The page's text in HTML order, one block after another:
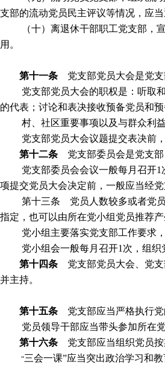
支部的流动党员民主评议等情况，应
（十）离退休干部职工党支部，
用。
第十一条 党支部党员大会是党支
党支部党员大会的职权是：听取
的代表；讨论和表决接收预备党员和
村、社区重要事项以及与群众利
党支部党员大会议题提交表决前
第十二条 党支部委员会是党支部
党支部委员会会议一般每月召开1
项提交党员大会决定前，一般应当经党
第十三条 党员人数较多或者党
指定，也可以由所在党小组党员推荐产
党小组主要落实党支部工作要求
党小组会一般每月召开1 次，组织
第十四条 党支部党员大会、党支
并主持。
第十五条 党支部应当严格执行党
党员领导干部应当带头参加所在
第十六条 党支部应当组织党员按
“三会一课”应当突出政治学习和